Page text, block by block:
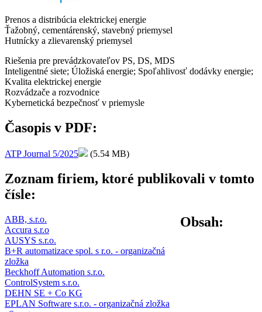
Prenos a distribúcia elektrickej energie
Ťažobný, cementárenský, stavebný priemysel
Hutnícky a zlievarenský priemysel
Riešenia pre prevádzkovateľov PS, DS, MDS
Inteligentné siete; Úložiská energie; Spoľahlivosť dodávky energie;
Kvalita elektrickej energie
Rozvádzače a rozvodnice
Kybernetická bezpečnosť v priemysle
Časopis v PDF:
ATP Journal 5/2025 (5.54 MB)
Zoznam firiem, ktoré publikovali v tomto
čísle:
ABB, s.r.o.
Accura s.r.o
AUSYS s.r.o.
B+R automatizace spol. s r.o. - organizačná
zložka
Beckhoff Automation s.r.o.
ControlSystem s.r.o.
DEHN SE + Co KG
EPLAN Software s.r.o. - organizačná zložka
Obsah: